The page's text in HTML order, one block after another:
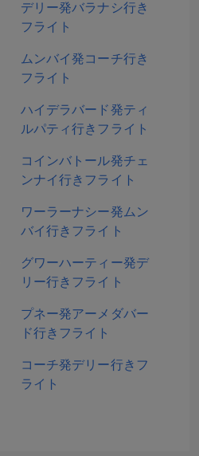
デリー発バラナシ行き
フライト
ムンバイ発コーチ行き
フライト
ハイデラバード発ティ
ルパティ行きフライト
コインバトール発チェ
ンナイ行きフライト
ワーラーナシー発ムン
バイ行きフライト
グワーハーティー発デ
リー行きフライト
プネー発アーメダバー
ド行きフライト
コーチ発デリー行きフ
ライト